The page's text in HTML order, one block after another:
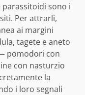
parassitoidi sono i
Per attrarli,
ai margini
tagete e aneto
pomodori con
con nasturzio
la
i loro segnali